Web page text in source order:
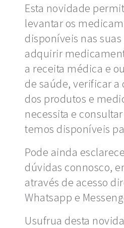
Esta novidade
levantar os
disponíveis nas
adquirir
a receita médica e
de saúde, verificar
dos produtos e
necessita e
temos disponíveis
Pode ainda
dúvidas connosco,
através de acesso
Whatsapp e
Usufrua desta